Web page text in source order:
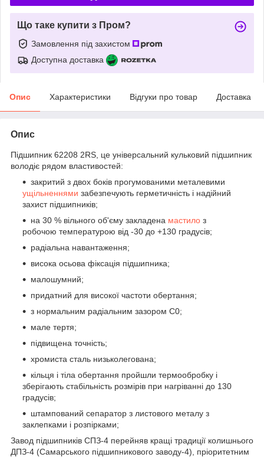
Що таке купити з Пром?
Замовлення під захистом
Доступна доставка
Опис Характеристики Відгуки про товар Доставка
Опис
Підшипник 62208 2RS, це універсальний кульковий підшипник
володіє рядом властивостей:
закритий з двох боків прогумованими металевими
ущільненнями забезпечують герметичність і надійний
захист підшипників;
на 30 % вільного об'єму закладена мастило з
робочою температурою від -30 до +130 градусів;
радіальна навантаження;
висока осьова фіксація підшипника;
малошумний;
придатний для високої частоти обертання;
з нормальним радіальним зазором С0;
мале тертя;
підвищена точність;
хромиста сталь низьколегована;
кільця і тіла обертання пройшли термообробку і
зберігають стабільність розмірів при нагріванні до 130
градусів;
штампований сепаратор з листового металу з
заклепками і розпірками;
Завод підшипників СПЗ-4 перейняв кращі традиції колишнього
ДПЗ-4 (Самарського підшипникового заводу-4), пріоритетним